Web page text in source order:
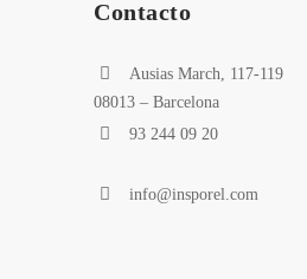
Contacto
Ausias March, 117-119
08013 – Barcelona
93 244 09 20
info@insporel.com